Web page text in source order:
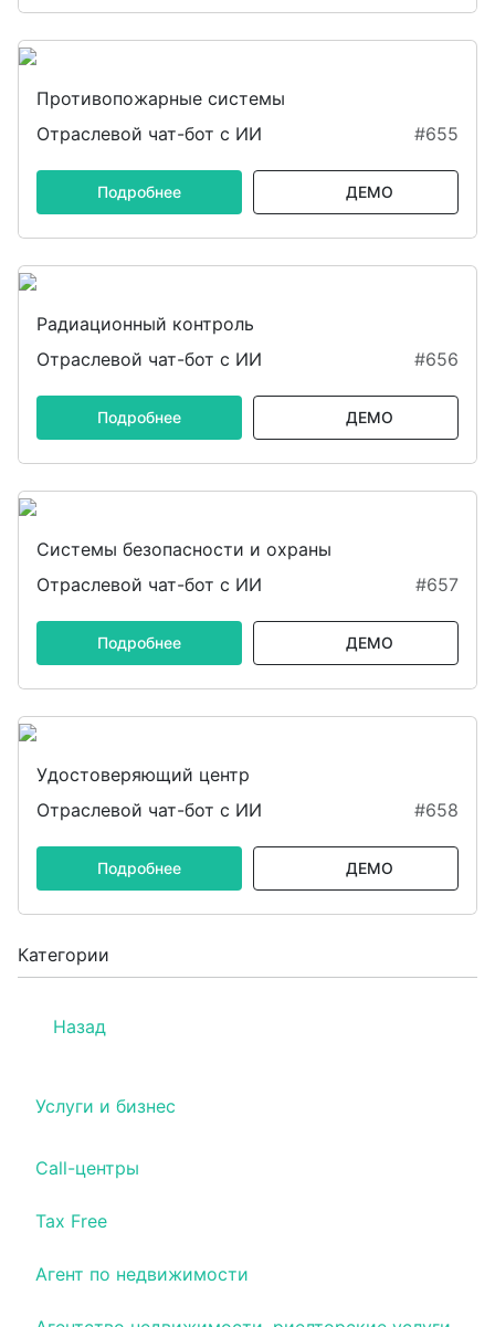
Категории
Назад
Услуги и бизнес
Call-центры
Tax Free
Агент по недвижимости
Противопожарные системы
Отраслевой чат-бот с ИИ
#655
Подробнее ДЕМО
Радиационный контроль
Отраслевой чат-бот с ИИ
#656
Подробнее ДЕМО
Системы безопасности и охраны
Отраслевой чат-бот с ИИ
#657
Подробнее ДЕМО
Удостоверяющий центр
Отраслевой чат-бот с ИИ
#658
Подробнее ДЕМО